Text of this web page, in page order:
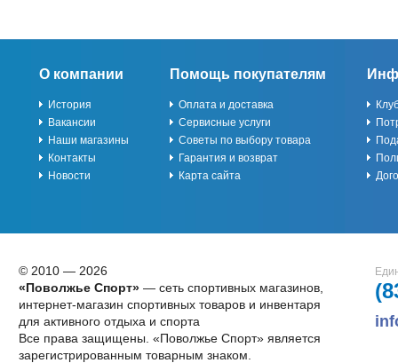
О компании
История
Вакансии
Наши магазины
Контакты
Новости
Помощь покупателям
Оплата и доставка
Сервисные услуги
Советы по выбору товара
Гарантия и возврат
Карта сайта
© 2010 — 2026
«Поволжье Спорт»— сеть спортивных магазинов,
интернет-магазин спортивных товаров и инвентаря
для активного отдыха и спорта
Все права защищены. «Поволжье Спорт» является
зарегистрированным товарным знаком.